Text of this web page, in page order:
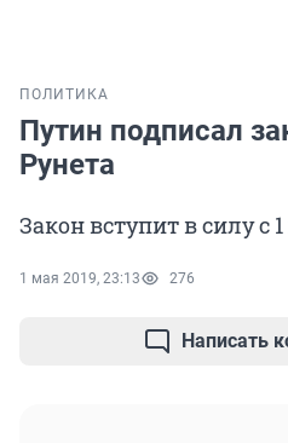
ПОЛИТИКА
Путин подписал
Рунета
Закон вступит в силу с
1 мая 2019, 23:13 276
Написать